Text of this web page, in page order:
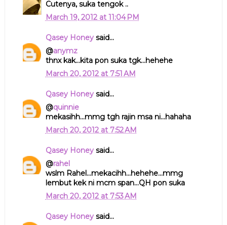
Cutenya, suka tengok ..
March 19, 2012 at 11:04 PM
Qasey Honeysaid...
@anymz
thnx kak...kita pon suka tgk...hehehe
March 20, 2012 at 7:51 AM
Qasey Honeysaid...
@quinnie
mekasihh...mmg tgh rajin msa ni...hahaha
March 20, 2012 at 7:52 AM
Qasey Honeysaid...
@rahel
wslm Rahel...mekacihh...hehehe...mmg
lembut kek ni mcm span...QH pon suka
March 20, 2012 at 7:53 AM
Qasey Honeysaid...